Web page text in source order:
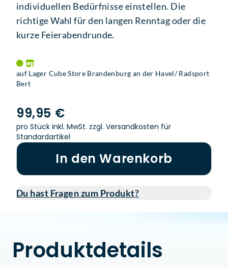
individuellen Bedürfnisse einstellen. Die
richtige Wahl für den langen Renntag oder die
kurze Feierabendrunde.
auf Lager Cube Store Brandenburg an der Havel/ Radsport
Bert
99,95 €
pro Stück inkl. MwSt. zzgl. Versandkosten für
Standardartikel
In den Warenkorb
Du hast Fragen zum Produkt?
Produktdetails